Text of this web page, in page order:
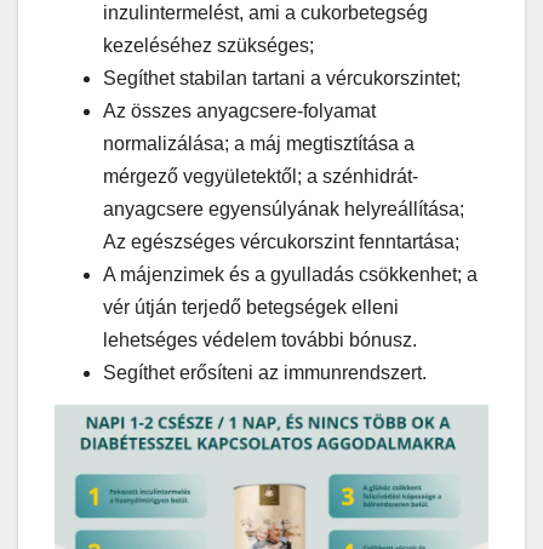
inzulintermelést, ami a cukorbetegség
kezeléséhez szükséges;
Segíthet stabilan tartani a vércukorszintet;
Az összes anyagcsere-folyamat
normalizálása; a máj megtisztítása a
mérgező vegyületektől; a szénhidrát-
anyagcsere egyensúlyának helyreállítása;
Az egészséges vércukorszint fenntartása;
A májenzimek és a gyulladás csökkenhet; a
vér útján terjedő betegségek elleni
lehetséges védelem további bónusz.
Segíthet erősíteni az immunrendszert.